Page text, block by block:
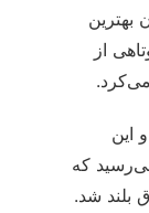
بهترین
از
این
که
بلند شد.